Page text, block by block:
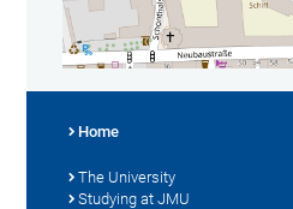
Home
The University
Studying at JMU